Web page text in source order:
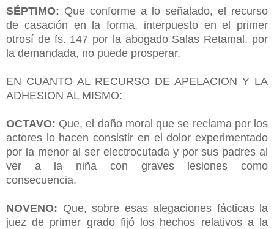
SÉPTIMO: Que conforme a lo señalado, el recurso
de casación en la forma, interpuesto en el primer
otrosí de fs. 147 por la abogado Salas Retamal, por
la demandada, no puede prosperar.
EN CUANTO AL RECURSO DE APELACION Y LA
ADHESION AL MISMO:
OCTAVO: Que, el daño moral que se reclama por los
actores lo hacen consistir en el dolor experimentado
por la menor al ser electrocutada y por sus padres al
ver a la niña con graves lesiones como
consecuencia.
NOVENO: Que, sobre esas alegaciones fácticas la
juez de primer grado fijó los hechos relativos a la